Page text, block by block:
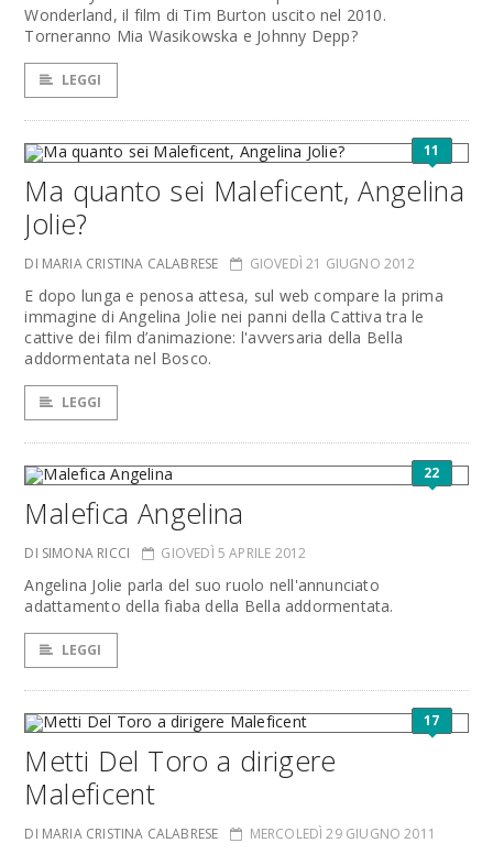
Wonderland, il film di Tim Burton uscito nel 2010.
Torneranno Mia Wasikowska e Johnny Depp?
LEGGI
11
Ma quanto sei Maleficent, Angelina
Jolie?
DI MARIA CRISTINA CALABRESE GIOVEDÌ 21 GIUGNO 2012
E dopo lunga e penosa attesa, sul web compare la prima
immagine di Angelina Jolie nei panni della Cattiva tra le
cattive dei film d’animazione: l'avversaria della Bella
addormentata nel Bosco.
LEGGI
22
Malefica Angelina
DI SIMONA RICCI GIOVEDÌ 5 APRILE 2012
Angelina Jolie parla del suo ruolo nell'annunciato
adattamento della fiaba della Bella addormentata.
LEGGI
17
Metti Del Toro a dirigere
Maleficent
DI MARIA CRISTINA CALABRESE MERCOLEDÌ 29 GIUGNO 2011